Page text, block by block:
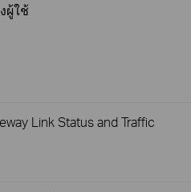
ผู้ใช้
Link Status and Traffic